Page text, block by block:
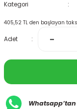
Kategori
405,52 TL den başlayan
Adet